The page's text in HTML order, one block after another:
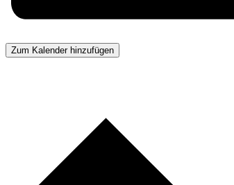
Zum Kalender hinzufügen